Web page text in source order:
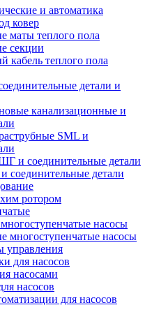
и автоматика
ковер
маты теплого пола
секции
кабель теплого пола
детали и
канализационные и
SML и
и соединительные детали
соединительные детали
ротором
насосы
многоступенчатые насосы
управления
для насосов
насосами
насосов
для насосов